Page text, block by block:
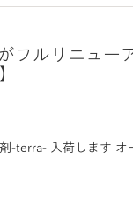
フルリニュー
-terra- 入荷します オ